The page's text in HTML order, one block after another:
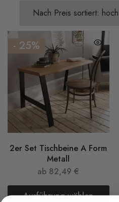
- 25%
2er Set Tischbeine A Form
Metall
ab 82,49€
Ausführung wählen